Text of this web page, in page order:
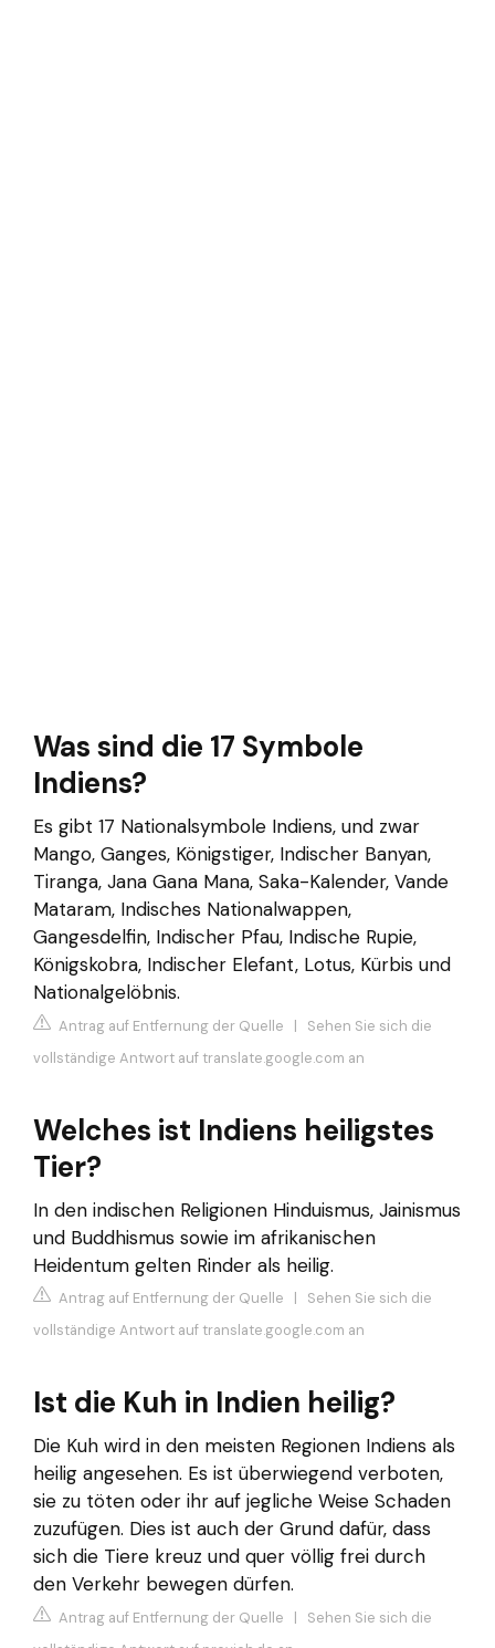
Was sind die 17 Symbole
Indiens?
Es gibt 17 Nationalsymbole Indiens, und zwar
Mango, Ganges, Königstiger, Indischer Banyan,
Tiranga, Jana Gana Mana, Saka-Kalender, Vande
Mataram, Indisches Nationalwappen,
Gangesdelfin, Indischer Pfau, Indische Rupie,
Königskobra, Indischer Elefant, Lotus, Kürbis und
Nationalgelöbnis.
Antrag auf Entfernung der Quelle | Sehen Sie sich die
vollständige Antwort auf translate.google.com an
Welches ist Indiens heiligstes
Tier?
In den indischen Religionen Hinduismus, Jainismus
und Buddhismus sowie im afrikanischen
Heidentum gelten Rinder als heilig.
Antrag auf Entfernung der Quelle | Sehen Sie sich die
vollständige Antwort auf translate.google.com an
Ist die Kuh in Indien heilig?
Die Kuh wird in den meisten Regionen Indiens als
heilig angesehen. Es ist überwiegend verboten,
sie zu töten oder ihr auf jegliche Weise Schaden
zuzufügen. Dies ist auch der Grund dafür, dass
sich die Tiere kreuz und quer völlig frei durch
den Verkehr bewegen dürfen.
Antrag auf Entfernung der Quelle | Sehen Sie sich die